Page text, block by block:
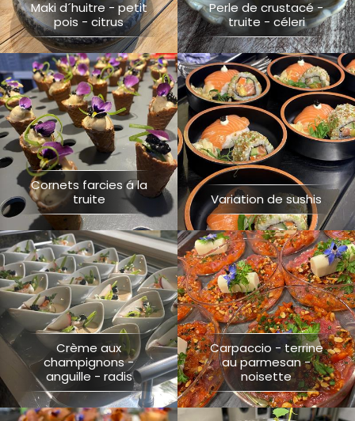
Maki d´huitre - petit
pois - citrus
Perle de crustacé -
truite - céleri
Cornets farcies á la
truite
Variation de sushis
Crème aux
champignons -
anguille - radis
Carpaccio - terrine
au parmesan -
noisette